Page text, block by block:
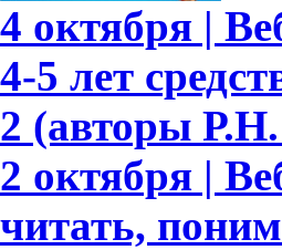
4 октября |
4-5 лет
2 (авторы
2 октября |
читать,